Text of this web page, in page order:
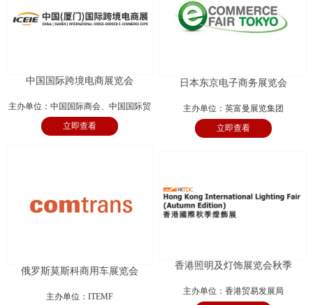
中国国际跨境电商展览会
主办单位：中国国际商会、中国国际贸
易促进委员会厦门市委员会、厦门国际
立即查看
日本东京电子商务展览会
主办单位：英富曼展览集团
立即查看
俄罗斯莫斯科商用车展览会
主办单位：ITEMF
香港照明及灯饰展览会秋季
主办单位：香港贸易发展局